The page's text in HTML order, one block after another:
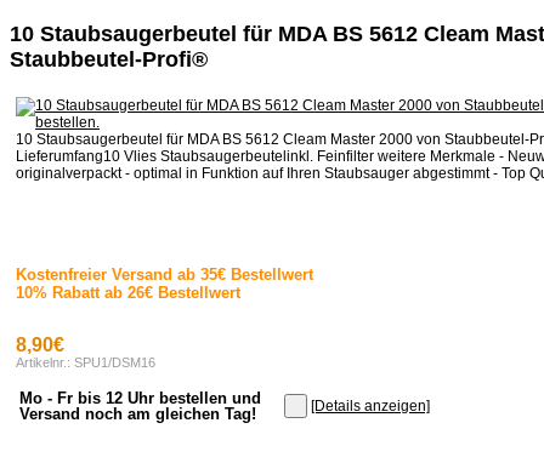
10 Staubsaugerbeutel für MDA BS 5612 Cleam
Staubbeutel-Profi®
10 Staubsaugerbeutel für MDA BS 5612 Cleam Master 2000 von Staubbeutel-
Lieferumfang10 Vlies Staubsaugerbeutelinkl. Feinfilter weitere Merkmale -
originalverpackt - optimal in Funktion auf Ihren Staubsauger abgestimmt - Top
Kostenfreier Versand ab 35€ Bestellwert
10% Rabatt ab 26€ Bestellwert
8,90€
Artikelnr.: SPU1/DSM16
Mo - Fr bis 12 Uhr bestellen und
Versand noch am gleichen Tag!
[Details anzeigen]